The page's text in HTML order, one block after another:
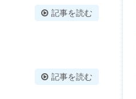
記事を読む
記事を読む